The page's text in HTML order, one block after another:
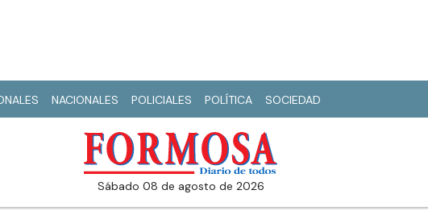
NACIONALES POLICIALES POLÍTICA SOCIEDAD
sábado 08 de agosto de 2026